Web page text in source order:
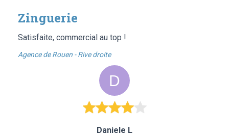
Zinguerie
Satisfaite, commercial au top !
Agence de Rouen - Rive droite
Daniele L